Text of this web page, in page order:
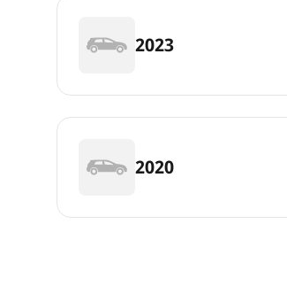
2023
2020